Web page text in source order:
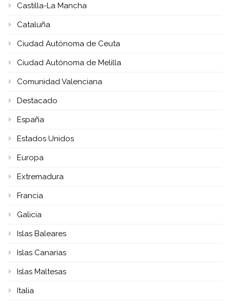
Castilla-La Mancha
Cataluña
Ciudad Autónoma de Ceuta
Ciudad Autónoma de Melilla
Comunidad Valenciana
Destacado
España
Estados Unidos
Europa
Extremadura
Francia
Galicia
Islas Baleares
Islas Canarias
Islas Maltesas
Italia